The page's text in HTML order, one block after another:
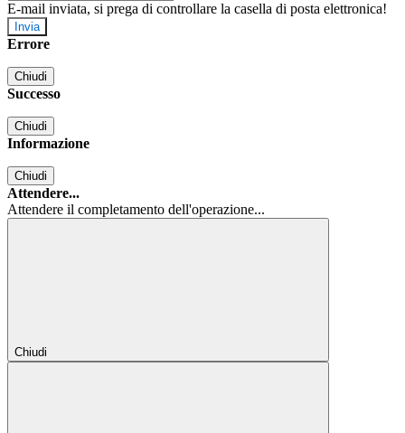
E-mail inviata, si prega di controllare la casella di posta elettronica!
Errore
Chiudi
Successo
Chiudi
Informazione
Chiudi
Attendere...
Attendere il completamento dell'operazione...
Chiudi